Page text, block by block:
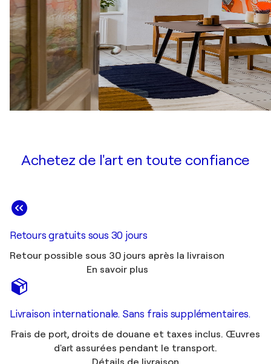
Achetez de l'art en toute confiance
Retours gratuits sous 30 jours
Retour possible sous 30 jours après la livraison
En savoir plus
Livraison internationale. Sans frais supplémentaires.
Frais de port, droits de douane et taxes inclus. Œuvres
d'art assurées pendant le transport.